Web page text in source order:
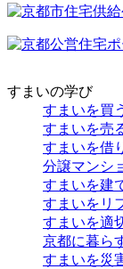
すまいの学び
すまいを買
すまいを売
すまいを借
分譲マンシ
すまいを建
すまいをリ
すまいを適
京都に暮ら
すまいを災